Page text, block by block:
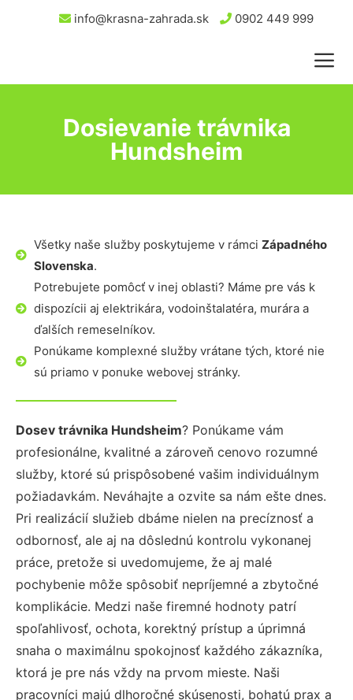
info@krasna-zahrada.sk 0902 449 999
Dosievanie trávnika
Hundsheim
Všetky naše služby poskytujeme v rámci Západného
Slovenska.
Potrebujete pomôcť v inej oblasti? Máme pre vás k
dispozícii aj elektrikára, vodoinštalatéra, murára a
ďalších remeselníkov.
Ponúkame komplexné služby vrátane tých, ktoré nie
sú priamo v ponuke webovej stránky.
Dosev trávnika Hundsheim? Ponúkame vám
profesionálne, kvalitné a zároveň cenovo rozumné
služby, ktoré sú prispôsobené vašim individuálnym
požiadavkám. Neváhajte a ozvite sa nám ešte dnes.
Pri realizácií služieb dbáme nielen na precíznosť a
odbornosť, ale aj na dôslednú kontrolu vykonanej
práce, pretože si uvedomujeme, že aj malé
pochybenie môže spôsobiť nepríjemné a zbytočné
komplikácie. Medzi naše firemné hodnoty patrí
spoľahlivosť, ochota, korektný prístup a úprimná
snaha o maximálnu spokojnosť každého zákazníka,
ktorá je pre nás vždy na prvom mieste. Naši
pracovníci majú dlhoročné skúsenosti, bohatú prax a